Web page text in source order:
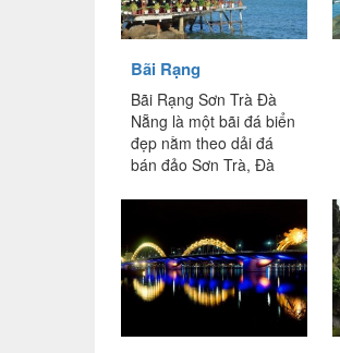
Bãi Rạng
Bãi Rạng Sơn Trà Đà
Nẵng là một bãi đá biển
đẹp nằm theo dải đá
bán đảo Sơn Trà, Đà